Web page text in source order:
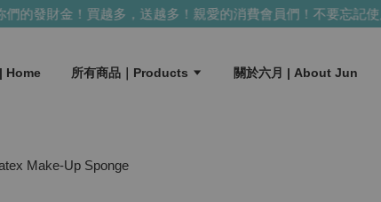
發財金！買越多，送越多！親愛的消費會員們！不要忘記使用
Home 所有商品｜Products 關於六月 | About Jun
Make-Up Sponge